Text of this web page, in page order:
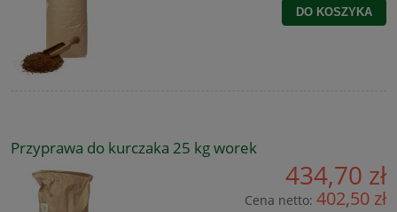
DO KOSZYKA
Przyprawa do kurczaka 25 kg worek
434,70 zł
Cena netto: 402,50 zł